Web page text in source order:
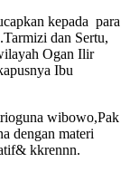
kepada para
dan Sertu,
Ogan Ilir
Ibu
wibowo,Pak
dengan materi
kkrennn.